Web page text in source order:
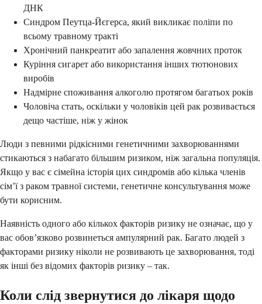
ДНК
Синдром Пеутца-Йєгерса, який викликає поліпи по
всьому травному тракті
Хронічний панкреатит або запалення жовчних проток
Куріння сигарет або використання інших тютюнових
виробів
Надмірне споживання алкоголю протягом багатьох років
Чоловіча стать, оскільки у чоловіків цей рак розвивається
дещо частіше, ніж у жінок
Люди з певними рідкісними генетичними захворюваннями
стикаються з набагато більшим ризиком, ніж загальна популяція.
Якщо у вас є сімейна історія цих синдромів або кілька членів
сім’ї з раком травної системи, генетичне консультування може
бути корисним.
Наявність одного або кількох факторів ризику не означає, що у
вас обов’язково розвинеться ампулярний рак. Багато людей з
факторами ризику ніколи не розвивають це захворювання, тоді
як інші без відомих факторів ризику – так.
Коли слід звернутися до лікаря щодо